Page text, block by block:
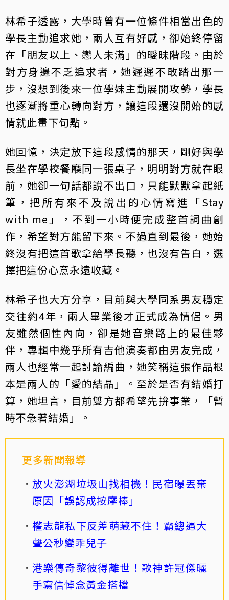
林希子透露，大學時曾有一位條件相當出色的
學長主動追求她，兩人互有好感，卻始終停留
在「朋友以上、戀人未滿」的曖昧階段。由於
對方身邊不乏追求者，她遲遲不敢踏出那一
步，沒想到後來一位學妹主動展開攻勢，學長
也逐漸將重心轉向對方，讓這段還沒開始的感
情就此畫下句點。
她回憶，決定放下這段感情的那天，剛好與學
長坐在學校餐廳同一張桌子，明明對方就在眼
前，她卻一句話都說不出口，只能默默拿起紙
筆，把所有來不及說出的心情寫進「Stay
with me」，不到一小時便完成整首詞曲創
作，希望對方能留下來。不過直到最後，她始
終沒有把這首歌拿給學長聽，也沒有告白，選
擇把這份心意永遠收藏。
林希子也大方分享，目前與大學同系男友穩定
交往約4年，兩人畢業後才正式成為情侶。男
友雖然個性內向，卻是她音樂路上的最佳夥
伴，專輯中幾乎所有吉他演奏都由男友完成，
兩人也經常一起討論編曲，她笑稱這張作品根
本是兩人的「愛的結晶」。至於是否有結婚打
算，她坦言，目前雙方都希望先拚事業，「暫
時不急著結婚」。
更多新聞報導
放火澎湖垃圾山找相機！民宿曝丟棄
原因「誤認成按摩棒」
權志龍私下反差萌藏不住！霸總遇大
聲公秒變乖兒子
港樂傳奇黎彼得離世！歌神許冠傑曬
手寫信悼念黃金搭檔